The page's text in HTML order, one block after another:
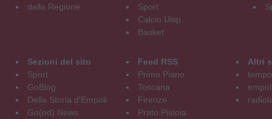
dalla Regione
Sport
Calcio Uisp
Basket
Sezioni del sito
Sport
GoBlog
Della Storia d'Empoli
Go(od) News
Feed RSS
Primo Piano
Toscana
Firenze
Prato Pistoia
Altri